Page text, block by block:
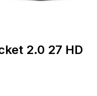
2.0 27 HD